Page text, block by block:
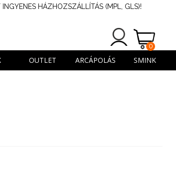
HÁZHOZSZÁLLÍTÁS (MPL, GLS)!
0
OUTLET ARCÁPOLÁS SMINK